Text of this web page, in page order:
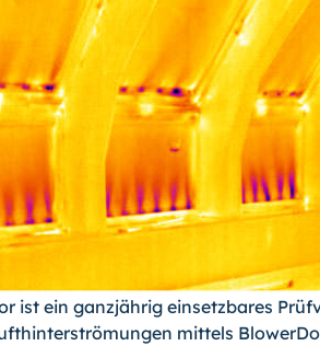
ist ein ganzjährig einsetzbares
mittels